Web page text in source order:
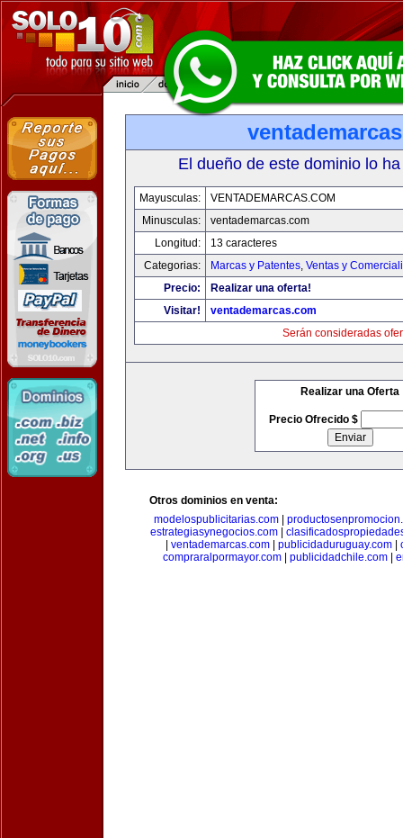
El dueño de este dominio lo
Mayusculas:
VENTADEMARCAS.COM
Minusculas:
ventademarcas.com
Longitud:
13 caracteres
Categorias:
Marcas y Patentes, Ventas y
Precio:
Realizar una oferta!
Visitar!
ventademarcas.com
Serán consideradas
Realizar una Oferta
Precio Ofrecido $
Otros dominios en venta:
modelospublicitarias.com
estrategiasynegocios.com|
ventademarcas.com publicidaduruguay.com
compraralpormayor.com| publicidadchile.com|